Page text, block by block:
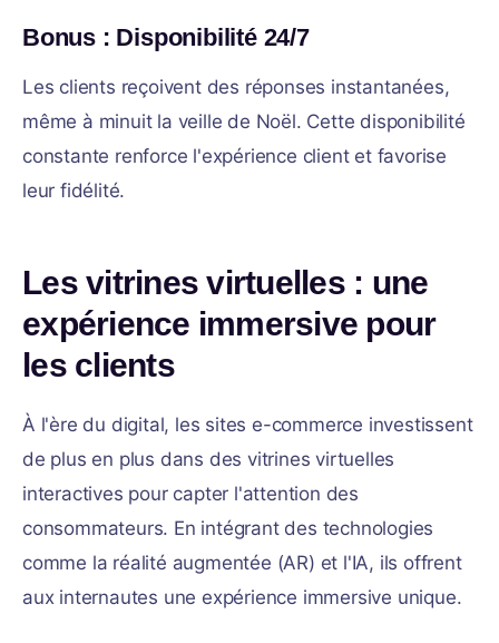
Bonus : Disponibilité 24/7
Les clients reçoivent des réponses instantanées,
même à minuit la veille de Noël. Cette disponibilité
constante renforce l'expérience client et favorise
leur fidélité.
Les vitrines virtuelles : une
expérience immersive pour
les clients
À l'ère du digital, les sites e-commerce investissent
de plus en plus dans des vitrines virtuelles
interactives pour capter l'attention des
consommateurs. En intégrant des technologies
comme la réalité augmentée (AR) et l'IA, ils offrent
aux internautes une expérience immersive unique.